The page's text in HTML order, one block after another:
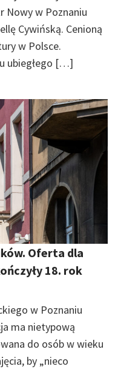
Nowy w Poznaniu
Cywińską. Cenioną
w Polsce.
ubiegłego […]
Oferta dla
18. rok
w Poznaniu
ma nietypową
do osób w wieku
by „nieco